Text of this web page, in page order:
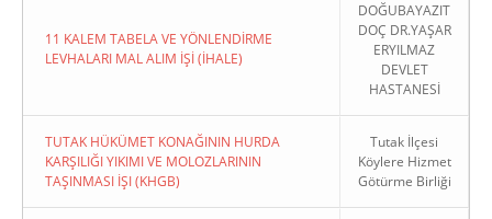
11 KALEM TABELA VE YÖNLENDİRME
LEVHALARI MAL ALIM İŞİ (İHALE)
DOĞUBAYAZIT
DOÇ DR.YAŞAR
ERYILMAZ
DEVLET
HASTANESİ
TUTAK HÜKÜMET KONAĞININ HURDA
KARŞILIĞI YIKIMI VE MOLOZLARININ
TAŞINMASI İŞI (KHGB)
Tutak İlçesi
Köylere Hizmet
Götürme Birliği